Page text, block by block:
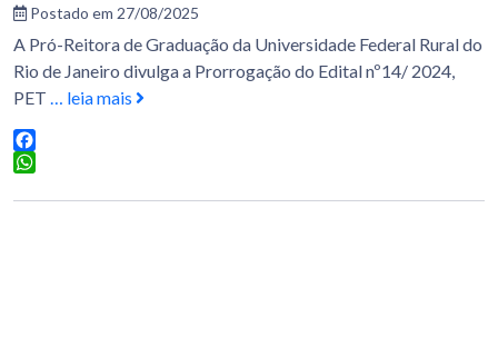
Postado em 27/08/2025
A Pró-Reitora de Graduação da Universidade Federal Rural do
Rio de Janeiro divulga a Prorrogação do Edital nº14/ 2024,
PET … leia mais
Facebook